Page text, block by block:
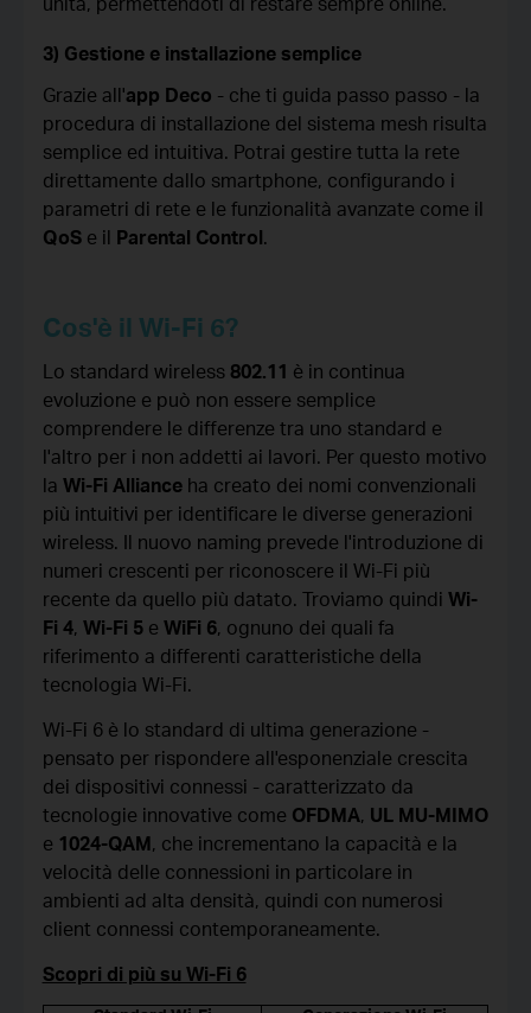
3) Gestione e installazione semplice
Grazie all'app Deco - che ti guida passo passo - la
procedura di installazione del sistema mesh risulta
semplice ed intuitiva. Potrai gestire tutta la rete
direttamente dallo smartphone, configurando i
parametri di rete e le funzionalità avanzate come il
QoSe il Parental Control.
Cos'è il Wi-Fi 6?
Lo standard wireless 802.11 è in continua
evoluzione e può non essere semplice
comprendere le differenze tra uno standard e
l'altro per i non addetti ai lavori. Per questo motivo
la Wi-Fi Allianceha creato dei nomi convenzionali
più intuitivi per identificare le diverse generazioni
wireless. Il nuovo naming prevede l'introduzione di
numeri crescenti per riconoscere il Wi-Fi più
recente da quello più datato. Troviamo quindi Wi-
Fi 4, Wi-Fi 5e WiFi 6, ognuno dei quali fa
riferimento a differenti caratteristiche della
tecnologia Wi-Fi.
Wi-Fi 6 è lo standard di ultima generazione -
pensato per rispondere all'esponenziale crescita
dei dispositivi connessi - caratterizzato da
tecnologie innovative come OFDMA, UL MU-MIMO
e 1024-QAM, che incrementano la capacità e la
velocità delle connessioni in particolare in
ambienti ad alta densità, quindi con numerosi
client connessi contemporaneamente.
Scopri di più su Wi-Fi 6